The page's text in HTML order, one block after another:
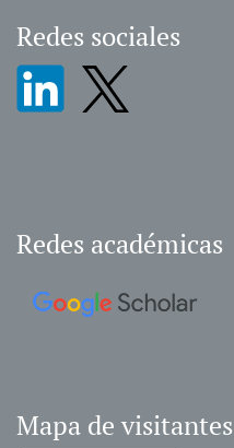
Redes sociales
Redes académicas
Mapa de visitantes